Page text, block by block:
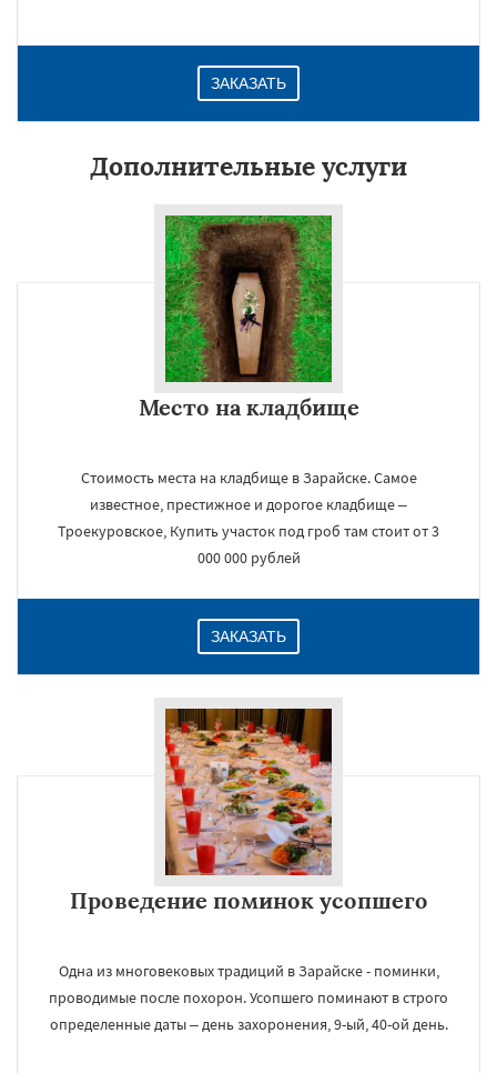
ЗАКАЗАТЬ
Дополнительные услуги
Место на кладбище
Стоимость места на кладбище в Зарайске. Самое
известное, престижное и дорогое кладбище –
Троекуровское, Купить участок под гроб там стоит от 3
000 000 рублей
ЗАКАЗАТЬ
Проведение поминок усопшего
Одна из многовековых традиций в Зарайске - поминки,
проводимые после похорон. Усопшего поминают в строго
определенные даты – день захоронения, 9-ый, 40-ой день.
Даю согласие на обработку персональных данных